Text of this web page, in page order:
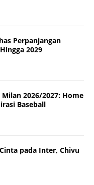
Perpanjangan
2029
2026/2027: Home
Baseball
pada Inter, Chivu